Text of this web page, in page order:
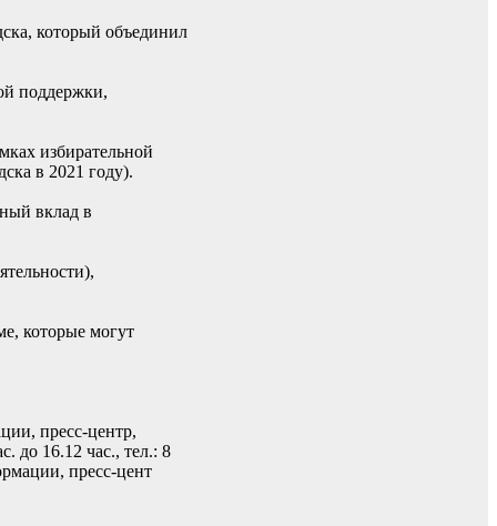
который объединил
поддержки,
избирательной
в 2021 году).
вклад в
которые могут
пресс-центр,
до 16.12 час., тел.: 8
пресс-цент